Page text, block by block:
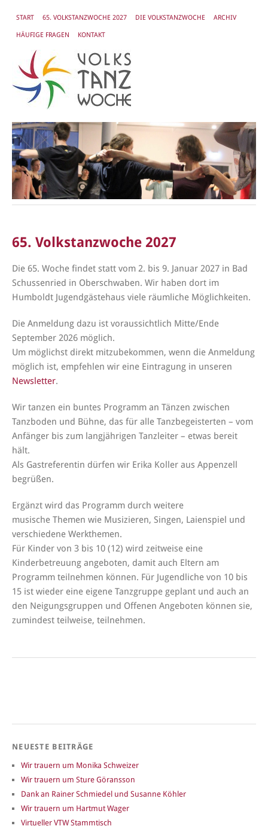
START 65. VOLKSTANZWOCHE 2027 DIE VOLKSTANZWOCHE ARCHIV
HÄUFIGE FRAGEN KONTAKT
65. Volkstanzwoche 2027
Die 65. Woche findet statt vom 2. bis 9. Januar 2027 in Bad
Schussenried in Oberschwaben. Wir haben dort im
Humboldt Jugendgästehaus viele räumliche Möglichkeiten.
Die Anmeldung dazu ist voraussichtlich Mitte/Ende
September 2026 möglich.
Um möglichst direkt mitzubekommen, wenn die Anmeldung
möglich ist, empfehlen wir eine Eintragung in unseren
Newsletter.
Wir tanzen ein buntes Programm an Tänzen zwischen
Tanzboden und Bühne, das für alle Tanzbegeisterten – vom
Anfänger bis zum langjährigen Tanzleiter – etwas bereit
hält.
Als Gastreferentin dürfen wir Erika Koller aus Appenzell
begrüßen.
Ergänzt wird das Programm durch weitere
musische Themen wie Musizieren, Singen, Laienspiel und
verschiedene Werkthemen.
Für Kinder von 3 bis 10 (12) wird zeitweise eine
Kinderbetreuung angeboten, damit auch Eltern am
Programm teilnehmen können. Für Jugendliche von 10 bis
15 ist wieder eine eigene Tanzgruppe geplant und auch an
den Neigungsgruppen und Offenen Angeboten können sie,
zumindest teilweise, teilnehmen.
NEUESTE BEITRÄGE
Wir trauern um Monika Schweizer
Wir trauern um Sture Göransson
Dank an Rainer Schmiedel und Susanne Köhler
Wir trauern um Hartmut Wager
Virtueller VTW Stammtisch